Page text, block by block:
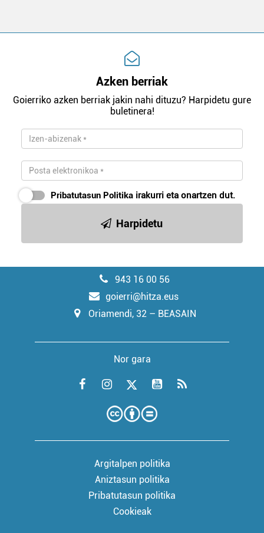
Azken berriak
Goierriko azken berriak jakin nahi dituzu? Harpidetu gure
buletinera!
Pribatutasun Politika irakurri eta onartzen dut.
Harpidetu
943 16 00 56
goierri@hitza.eus
Oriamendi, 32 – BEASAIN
Nor gara
Argitalpen politika
Aniztasun politika
Pribatutasun politika
Cookieak